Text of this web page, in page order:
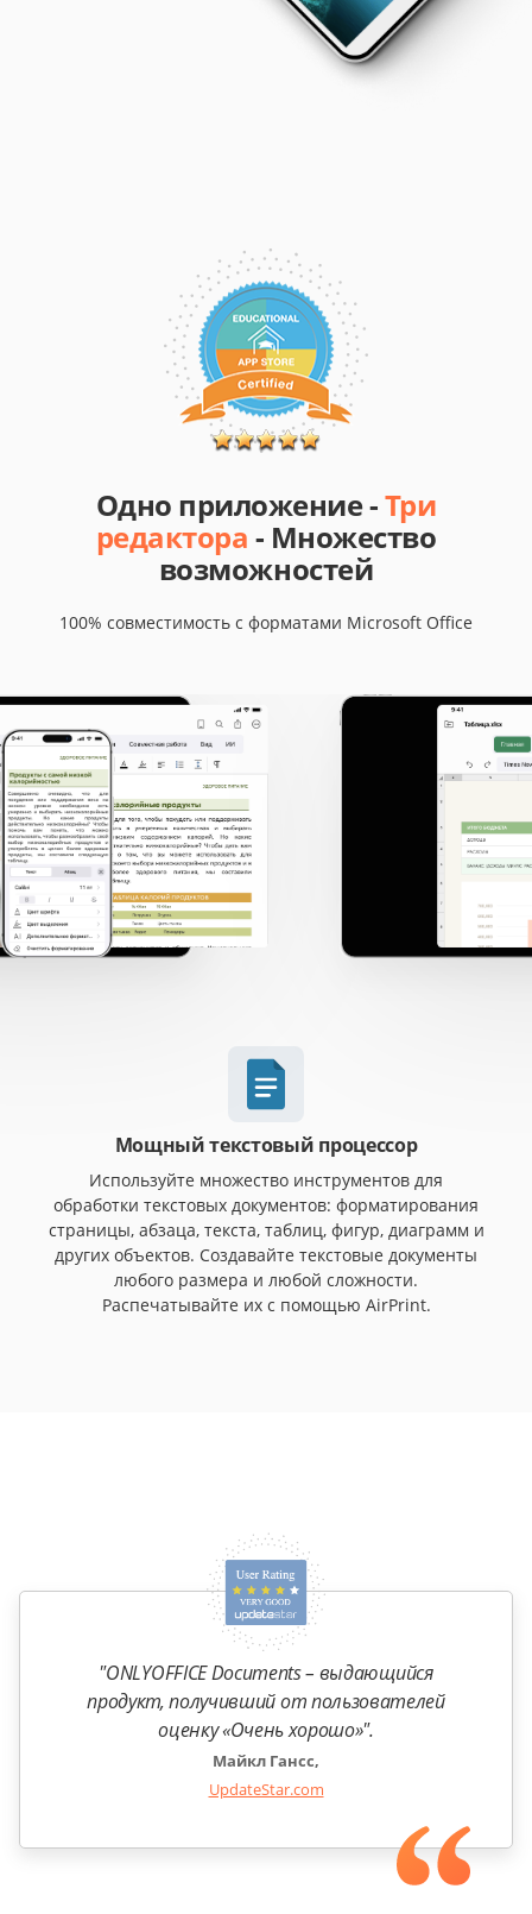
Одно приложение -Три
редактора - Множество
возможностей
100% совместимость с форматами Microsoft Office
Мощный текстовый процессор
Используйте множество инструментов для
обработки текстовых документов: форматирования
страницы, абзаца, текста, таблиц, фигур, диаграмм и
других объектов. Создавайте текстовые документы
любого размера и любой сложности.
Распечатывайте их с помощью AirPrint.
"ONLYOFFICE Documents – выдающийся
продукт, получивший от пользователей
оценку «Очень хорошо»".
Майкл Гансс,
UpdateStar.com